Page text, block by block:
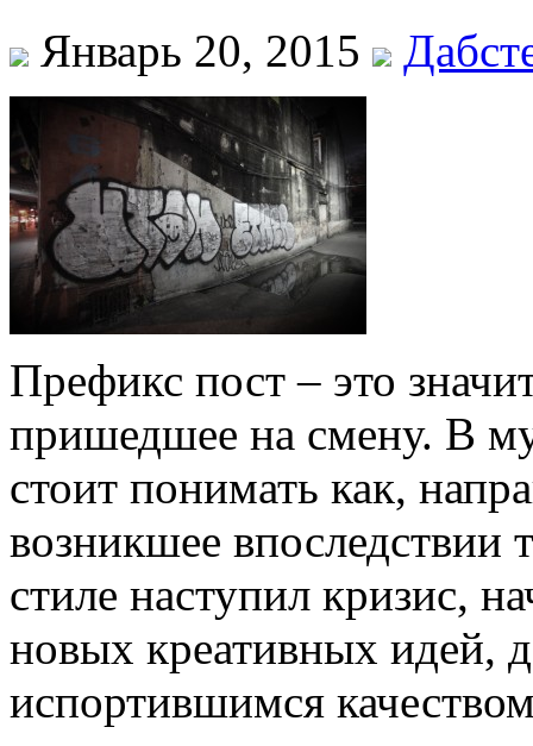
Январь 20, 2015
Префикс пост – это
пришедшее на смену. В
стоит понимать как,
возникшее впоследствии
стиле наступил кризис,
новых креативных идей,
испортившимся